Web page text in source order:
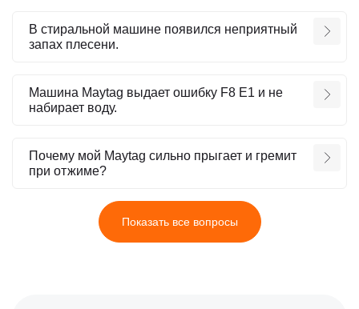
В стиральной машине появился неприятный
запах плесени.
Машина Maytag выдает ошибку F8 E1 и не
набирает воду.
Почему мой Maytag сильно прыгает и гремит
при отжиме?
Показать все вопросы